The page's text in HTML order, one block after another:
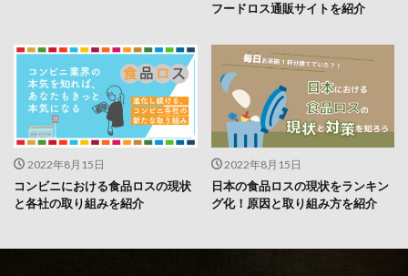
フードロス通販サイトを紹介
2022年8月15日
コンビニにおける食品ロスの現状
と各社の取り組みを紹介
2022年8月15日
日本の食品ロスの現状をランキン
グ化！原因と取り組み方を紹介